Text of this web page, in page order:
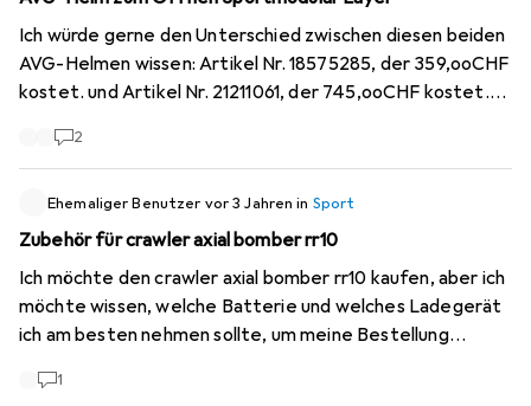
Ich würde gerne den Unterschied zwischen diesen beiden
AVG-Helmen wissen: Artikel Nr. 18575285, der 359,ooCHF
kostet. und Artikel Nr. 21211061, der 745,ooCHF kostet.
Gewicht und Beschreibungen sind identisch, außer bei den
2
Ehemaliger Benutzer vor 3 Jahren in Sport
Zubehör für crawler axial bomber rr10
Ich möchte den crawler axial bomber rr10 kaufen, aber ich
möchte wissen, welche Batterie und welches Ladegerät
ich am besten nehmen sollte, um meine Bestellung
1